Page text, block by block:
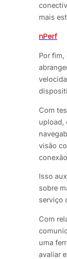
mais
nPerf
Por fim,
Com
upload,
visão
Isso
sobre
serviço
Com
uma
avaliar